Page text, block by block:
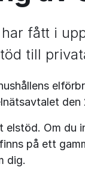
fått i
till
den
Om du
på ett
dig.